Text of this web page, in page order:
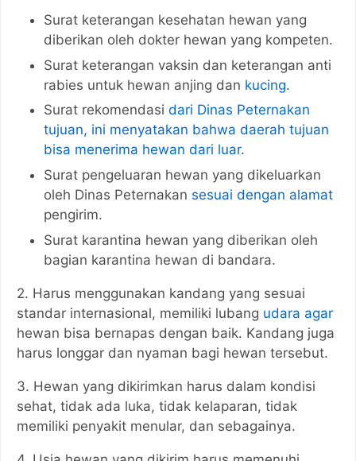
Surat keterangan kesehatan hewan yang
diberikan oleh dokter hewan yang kompeten.
Surat keterangan vaksin dan keterangan anti
rabies untuk hewan anjing dan kucing.
Surat rekomendasi dari Dinas Peternakan
tujuan, ini menyatakan bahwa daerah tujuan
bisa menerima hewan dari luar.
Surat pengeluaran hewan yang dikeluarkan
oleh Dinas Peternakan sesuai dengan alamat
pengirim.
Surat karantina hewan yang diberikan oleh
bagian karantina hewan di bandara.
2. Harus menggunakan kandang yang sesuai
standar internasional, memiliki lubang udara agar
hewan bisa bernapas dengan baik. Kandang juga
harus longgar dan nyaman bagi hewan tersebut.
3. Hewan yang dikirimkan harus dalam kondisi
sehat, tidak ada luka, tidak kelaparan, tidak
memiliki penyakit menular, dan sebagainya.